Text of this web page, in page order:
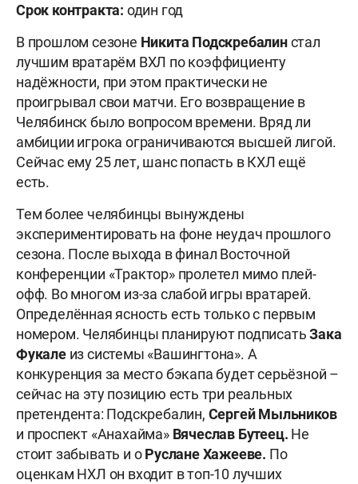
Срок контракта: один год
В прошлом сезоне Никита Подскребалинстал
лучшим вратарём ВХЛ по коэффициенту
надёжности, при этом практически не
проигрывал свои матчи. Его возвращение в
Челябинск было вопросом времени. Вряд ли
амбиции игрока ограничиваются высшей лигой.
Сейчас ему 25 лет, шанс попасть в КХЛ ещё
есть.
Тем более челябинцы вынуждены
экспериментировать на фоне неудач прошлого
сезона. После выхода в финал Восточной
конференции «Трактор» пролетел мимо плей-
офф. Во многом из-за слабой игры вратарей.
Определённая ясность есть только с первым
номером. Челябинцы планируют подписатьЗака
Фукале из системы «Вашингтона». А
конкуренция за место бэкапа будет серьёзной –
сейчас на эту позицию есть три реальных
претендента: Подскребалин, Сергей Мыльников
и проспект «Анахайма» Вячеслав Бутеец. Не
стоит забывать и оРуслане Хажееве. По
оценкам НХЛ он входит в топ-10 лучших